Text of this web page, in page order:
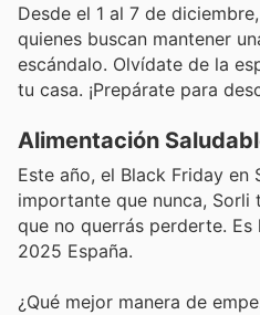
Desde el 1 al 7 de
quienes buscan mantener
escándalo. Olvídate de la
tu casa. ¡Prepárate para
Alimentación
Este año, el Black Friday
importante que nunca,
que no querrás perderte.
2025 España.
¿Qué mejor manera de